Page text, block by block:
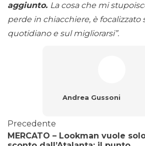
aggiunto. La cosa che mi
perde in chiacchiere, è focalizzato
quotidiano e sul migliorarsi”.
Andrea Gussoni
Precedente
MERCATO – Lookman vuole